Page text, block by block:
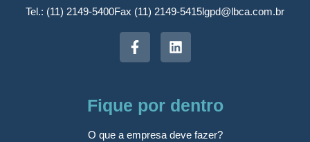
Tel.: (11) 2149-5400Fax (11) 2149-5415lgpd@lbca.com.br
Fique por dentro
O que a empresa deve fazer?